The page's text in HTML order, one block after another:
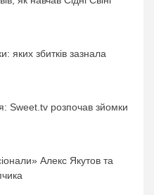
яких збитків зазнала
Sweet.tv розпочав зйомки
Алекс Якутов та